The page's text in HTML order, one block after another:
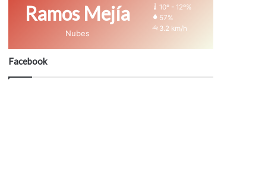
Ramos Mejía
Nubes
10º - 12º%
57%
3.2 km/h
Facebook